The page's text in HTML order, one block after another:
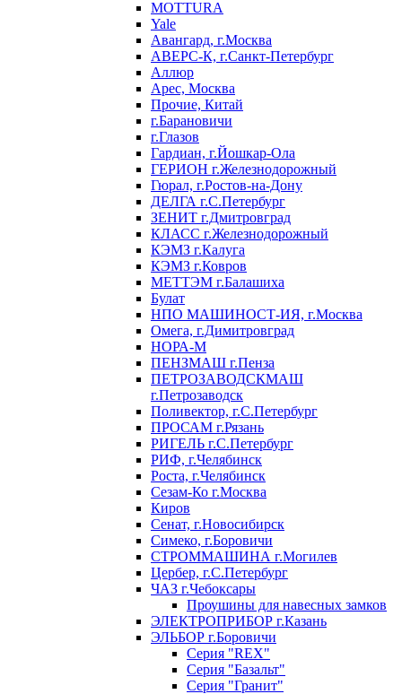
MOTTURA
Yale
Авангард, г.Москва
АВЕРС-К, г.Санкт-Петербург
Аллюр
Арес, Москва
Прочие, Китай
г.Барановичи
г.Глазов
Гардиан, г.Йошкар-Ола
ГЕРИОН г.Железнодорожный
Гюрал, г.Ростов-на-Дону
ДЕЛГА г.С.Петербург
ЗЕНИТ г.Дмитровград
КЛАСС г.Железнодорожный
КЭМЗ г.Калуга
КЭМЗ г.Ковров
МЕТТЭМ г.Балашиха
Булат
НПО МАШИНОСТ-ИЯ, г.Москва
Омега, г.Димитровград
НОРА-М
ПЕНЗМАШ г.Пенза
ПЕТРОЗАВОДСКМАШ
г.Петрозаводск
Поливектор, г.С.Петербург
ПРОСАМ г.Рязань
РИГЕЛЬ г.С.Петербург
РИФ, г.Челябинск
Роста, г.Челябинск
Сезам-Ко г.Москва
Киров
Сенат, г.Новосибирск
Симеко, г.Боровичи
СТРОММАШИНА г.Могилев
Цербер, г.С.Петербург
ЧАЗ г.Чебоксары
Проушины для навесных замков
ЭЛЕКТРОПРИБОР г.Казань
ЭЛЬБОР г.Боровичи
Серия "REX"
Серия "Базальт"
Серия "Гранит"